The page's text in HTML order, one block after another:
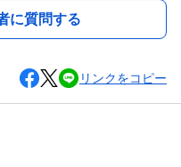
に質問する
リンクをコピー